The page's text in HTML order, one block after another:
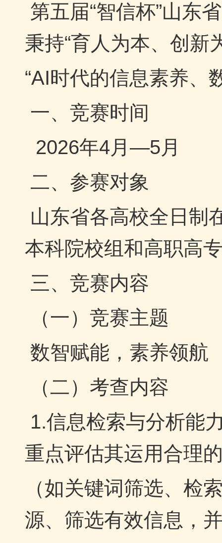
第五届“智信杯”山东
秉持“育人为本、创新
“AI时代的信息素养、
一、竞赛时间
2026年4月—5月
二、参赛对象
山东省各高校全日制
本科院校组和高职高
三、竞赛内容
（一）竞赛主题
数智赋能，素养领航
（二）考查内容
1.信息检索与分析能
重点评估其运用合理
（如关键词筛选、检
源、筛选有效信息，